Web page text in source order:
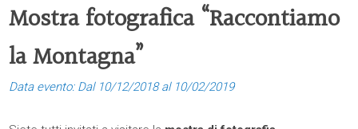
Mostra fotografica “Raccontiamo
la Montagna”
Data evento: Dal 10/12/2018 al 10/02/2019